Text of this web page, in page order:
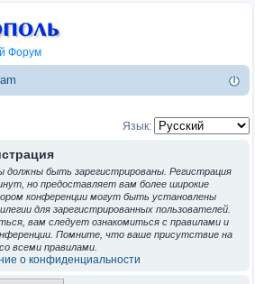
Форум
Язык:
должны быть зарегистрированы. Регистрация
но предоставляет вам более широкие
конференции могут быть установлены
для зарегистрированных пользователей.
вам следует ознакомиться с правилами и
Помните, что ваше присутствие на
всеми правилами.
о конфиденциальности